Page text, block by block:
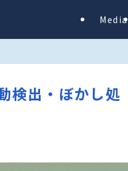
Media
検出・ぼかし処